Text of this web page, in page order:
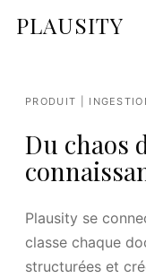
PLAUSITY
PRODUIT |
Du chaos
Plausity se
classe chaque
structurées et